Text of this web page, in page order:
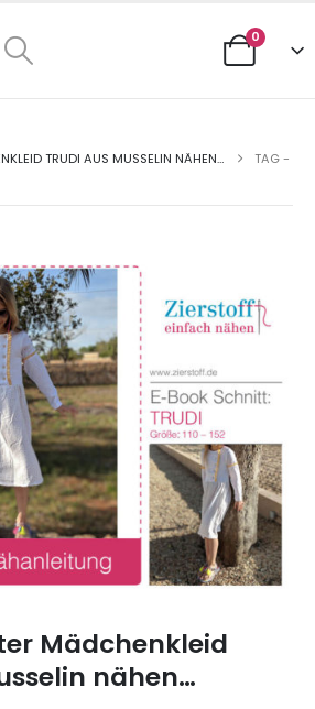
0
TRUDI AUS MUSSELIN NÄHEN…
TAG -
Mädchenkleid
nähen…